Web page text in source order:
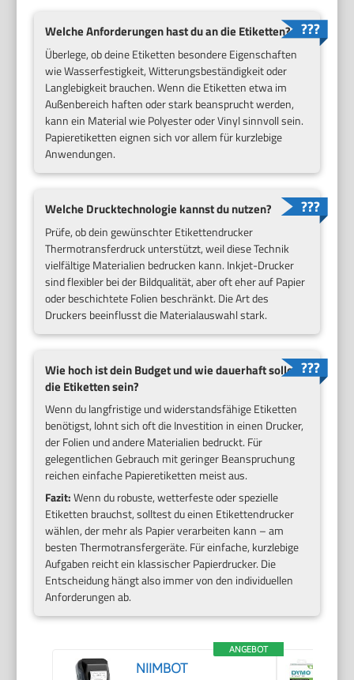
Welche Anforderungen hast du an die Etiketten?
Überlege, ob deine Etiketten besondere Eigenschaften
wie Wasserfestigkeit, Witterungsbeständigkeit oder
Langlebigkeit brauchen. Wenn die Etiketten etwa im
Außenbereich haften oder stark beansprucht werden,
kann ein Material wie Polyester oder Vinyl sinnvoll sein.
Papieretiketten eignen sich vor allem für kurzlebige
Anwendungen.
Welche Drucktechnologie kannst du nutzen?
Prüfe, ob dein gewünschter Etikettendrucker
Thermotransferdruck unterstützt, weil diese Technik
vielfältige Materialien bedrucken kann. Inkjet-Drucker
sind flexibler bei der Bildqualität, aber oft eher auf Papier
oder beschichtete Folien beschränkt. Die Art des
Druckers beeinflusst die Materialauswahl stark.
Wie hoch ist dein Budget und wie dauerhaft sollen
die Etiketten sein?
Wenn du langfristige und widerstandsfähige Etiketten
benötigst, lohnt sich oft die Investition in einen Drucker,
der Folien und andere Materialien bedruckt. Für
gelegentlichen Gebrauch mit geringer Beanspruchung
reichen einfache Papieretiketten meist aus.
Fazit:Wenn du robuste, wetterfeste oder spezielle
Etiketten brauchst, solltest du einen Etikettendrucker
wählen, der mehr als Papier verarbeiten kann – am
besten Thermotransfergeräte. Für einfache, kurzlebige
Aufgaben reicht ein klassischer Papierdrucker. Die
Entscheidung hängt also immer von den individuellen
Anforderungen ab.
ANGEBOT
NIIMBOT